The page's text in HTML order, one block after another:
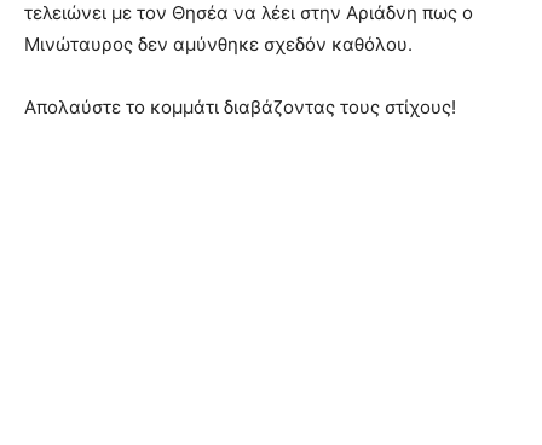
τελειώνει με τον Θησέα να λέει στην Αριάδνη πως ο
Μινώταυρος δεν αμύνθηκε σχεδόν καθόλου.
Απολαύστε το κομμάτι διαβάζοντας τους στίχους!